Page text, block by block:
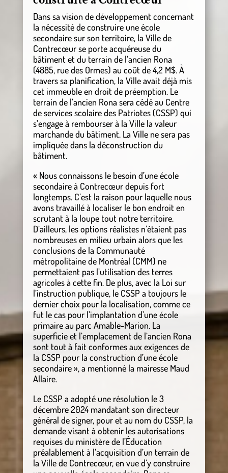
Dans sa vision de développement concernant
la nécessité de construire une école
secondaire sur son territoire, la Ville de
Contrecœur se porte acquéreuse du
bâtiment et du terrain de l’ancien Rona
(4885, rue des Ormes) au coût de 4,2 M$. À
travers sa planification, la Ville avait déjà mis
cet immeuble en droit de préemption. Le
terrain de l’ancien Rona sera cédé au Centre
de services scolaire des Patriotes (CSSP) qui
s’engage à rembourser à la Ville la valeur
marchande du bâtiment. La Ville ne sera pas
impliquée dans la déconstruction du
bâtiment.
« Nous connaissons le besoin d’une école
secondaire à Contrecœur depuis fort
longtemps. C’est la raison pour laquelle nous
avons travaillé à localiser le bon endroit en
scrutant à la loupe tout notre territoire.
D’ailleurs, les options réalistes n’étaient pas
nombreuses en milieu urbain alors que les
conclusions de la Communauté
métropolitaine de Montréal (CMM) ne
permettaient pas l’utilisation des terres
agricoles à cette fin. De plus, avec la Loi sur
l’instruction publique, le CSSP a toujours le
dernier choix pour la localisation, comme ce
fut le cas pour l’implantation d’une école
primaire au parc Amable-Marion. La
superficie et l’emplacement de l’ancien Rona
sont tout à fait conformes aux exigences de
la CSSP pour la construction d’une école
secondaire », a mentionné la mairesse Maud
Allaire.
Le CSSP a adopté une résolution le 3
décembre 2024 mandatant son directeur
général de signer, pour et au nom du CSSP, la
demande visant à obtenir les autorisations
requises du ministère de l’Éducation
préalablement à l’acquisition d’un terrain de
la Ville de Contrecœur, en vue d’y construire